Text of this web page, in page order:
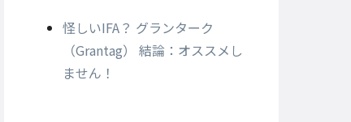
怪しいIFA？ グランターク
（Grantag） 結論：オススメし
ません！